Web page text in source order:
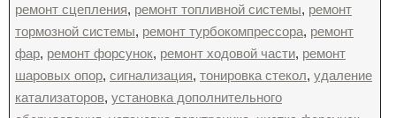
ремонт сцепления, ремонт топливной системы, ремонт
тормозной системы, ремонт турбокомпрессора, ремонт
фар, ремонт форсунок, ремонт ходовой части, ремонт
шаровых опор, сигнализация, тонировка стекол, удаление
катализаторов, установка дополнительного